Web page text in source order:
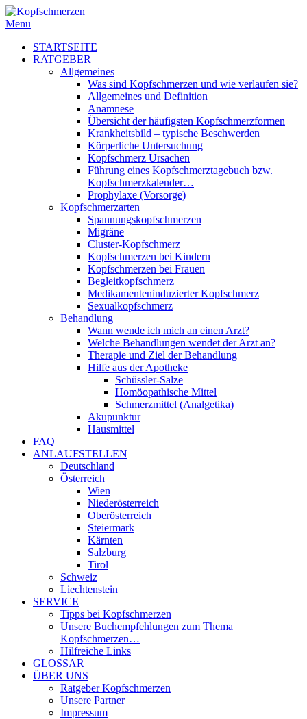
Menu
STARTSEITE
RATGEBER
Allgemeines
Was sind Kopfschmerzen und wie verlaufen sie?
Allgemeines und Definition
Anamnese
Übersicht der häufigsten Kopfschmerzformen
Krankheitsbild – typische Beschwerden
Körperliche Untersuchung
Kopfschmerz Ursachen
Führung eines Kopfschmerztagebuch bzw.
Kopfschmerzkalender…
Prophylaxe (Vorsorge)
Kopfschmerzarten
Spannungskopfschmerzen
Migräne
Cluster-Kopfschmerz
Kopfschmerzen bei Kindern
Kopfschmerzen bei Frauen
Begleitkopfschmerz
Medikamenteninduzierter Kopfschmerz
Sexualkopfschmerz
Behandlung
Wann wende ich mich an einen Arzt?
Welche Behandlungen wendet der Arzt an?
Therapie und Ziel der Behandlung
Hilfe aus der Apotheke
Schüssler-Salze
Homöopathische Mittel
Schmerzmittel (Analgetika)
Akupunktur
Hausmittel
FAQ
ANLAUFSTELLEN
Deutschland
Österreich
Wien
Niederösterreich
Oberösterreich
Steiermark
Kärnten
Salzburg
Tirol
Schweiz
Liechtenstein
SERVICE
Tipps bei Kopfschmerzen
Unsere Buchempfehlungen zum Thema
Kopfschmerzen…
Hilfreiche Links
GLOSSAR
ÜBER UNS
Ratgeber Kopfschmerzen
Unsere Partner
Impressum